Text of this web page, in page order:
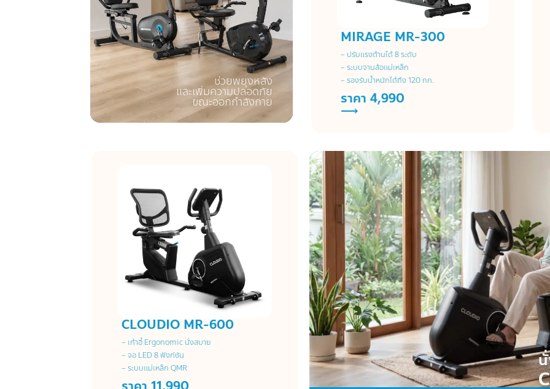
ช่วยพยุงหลัง
และเพิ่มความปลอดภัย
ขณะออกกำลังกาย
MIRAGE MR-300
– ปรับแรงต้านได้ 8 ระดับ
– ระบบจานล้อแม่เหล็ก
– รองรับน้ำหนักได้ถึง 120 กก.
ราคา 4,990
⟶
CLOUDIO MR-600
– เก้าอี้ Ergonomic นั่งสบาย
– จอ LED 8 ฟังก์ชัน
– ระบบแม่เหล็ก QMR